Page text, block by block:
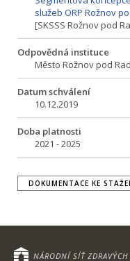
služeb ORP Rožnov
[SKSSS Rožnov pod
Odpovědná instituce
Město Rožnov pod
Datum schválení
10.12.2019
Doba platnosti
2021 - 2025
DOKUMENTACE KE
NÁRODNÍ SÍŤ ZDRAVÝCH